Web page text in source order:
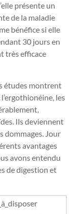
présente un
de la maladie
bénéfice si elle
30 jours en
très efficace
études montrent
les
Ils deviennent
dommages. Jour
avantages
avons entendu
de digestion et